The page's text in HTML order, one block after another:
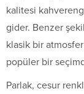
kalitesi
gider. Benzer
klasik bir
popüler bir
Parlak, cesur